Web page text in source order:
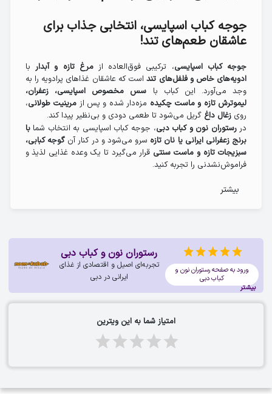
جوجه کباب اسپایسی، انتخابی جذاب برای
عاشقان طعم‌های تند!
جوجه کباب اسپایسی، ترکیبی فوق‌العاده ازمرغ تازه و آبدار با
ادویه‌های خاص و فلفل‌های تنداست که عاشقان غذاهای پرادویه را به
وجد می‌آورد. این کباب با سس مخصوص اسپایسی، زعفران،
لیموترش تازه و ماست چکیده مزه‌دار شده و پس از مرینیت طولانی،
روی زغال داغ گریل می‌شود تا طعمی دودی و بی‌نظیر پیدا کند.
دررستوران نون و کباب دبی، جوجه کباب اسپایسی به انتخاب شمابا
برنج زعفرانی ایرانی یا نان تازه سرو می‌شود و در کنار آنگوجه کبابی،
سبزیجات تازه و ماست سنتی قرار می‌گیرد تا یک وعده غذایی لذیذ و
فراموش‌نشدنی را تجربه کنید.
چرا جوجه کباب اسپایسی نون و کباب دبی؟
بافت نرم و آبدار، مرینیت شده با ماست و ادویه‌های معطر
گریل شده روی زغال، با عطری دلپذیر و طعمی دودی
انتخاب برنج زعفرانی یا نان تازهبرای یک تجربه متفاوت
سرو با گوجه کبابی، سبزیجات تازه و ماست سنتی
اگر عاشق غذاهای تند هستید، جوجه کباب اسپایسی نون و کباب دبی
بیشتر
رستوران نون و کباب دبی
تجربه‌ای اصیل و اقتصادی از غذای
ایرانی در دبی
ورود به صفحه رستوران نون و
کباب دبی
بیشتر
امتیاز شما به این ویترین